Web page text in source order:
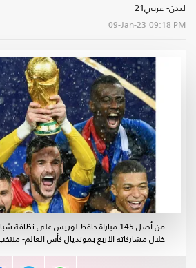
لندن- عربي21
09-Jan-23 09:18 PM
خلال مشاركاته الأربع بمونديال كأس العالم-